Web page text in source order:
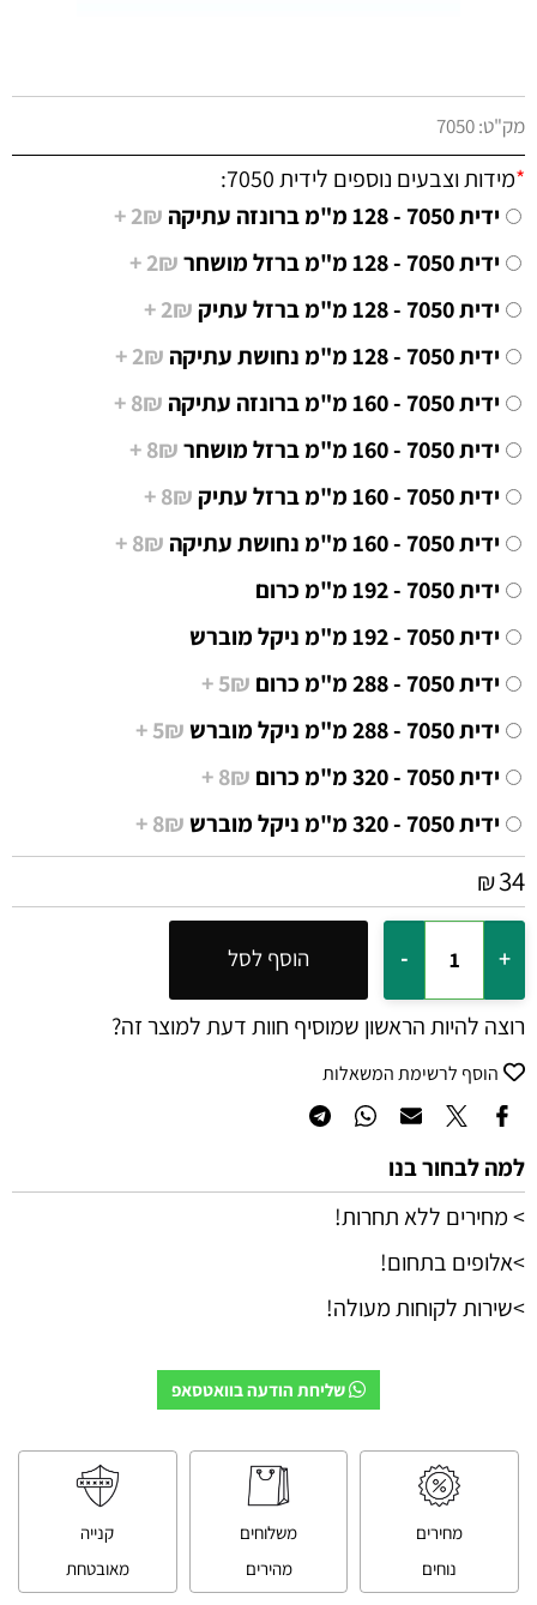
מק"ט:7050
*מידות וצבעים נוספים לידית 7050:
ידית 7050 - 128 מ"מ ברונזה עתיקה
2₪ +
ידית 7050 - 128 מ"מ ברזל מושחר
2₪ +
ידית 7050 - 128 מ"מ ברזל עתיק
2₪ +
ידית 7050 - 128 מ"מ נחושת עתיקה
2₪ +
ידית 7050 - 160 מ"מ ברונזה עתיקה
8₪ +
ידית 7050 - 160 מ"מ ברזל מושחר
8₪ +
ידית 7050 - 160 מ"מ ברזל עתיק
8₪ +
ידית 7050 - 160 מ"מ נחושת עתיקה
8₪ +
ידית 7050 - 192 מ"מ כרום
ידית 7050 - 192 מ"מ ניקל מוברש
ידית 7050 - 288 מ"מ כרום
5₪ +
ידית 7050 - 288 מ"מ ניקל מוברש
5₪ +
ידית 7050 - 320 מ"מ כרום
8₪ +
ידית 7050 - 320 מ"מ ניקל מוברש
8₪ +
₪34
הוסף לסל
רוצה להיות הראשון שמוסיף חוות דעת למוצר זה?
הוסף לרשימת המשאלות
למה לבחור בנו
> מחירים ללא תחרות!
>אלופים בתחום!
>שירות לקוחות מעולה!
שליחת הודעה בוואטסאפ
מחירים
נוחים
משלוחים
מהירים
קנייה
מאובטחת